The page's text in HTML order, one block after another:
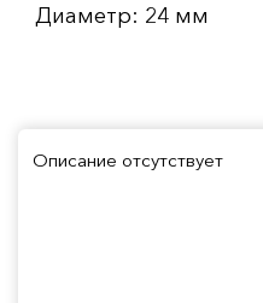
Диаметр: 24 мм
Описание отсутствует